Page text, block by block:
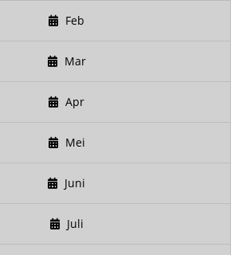
Feb
Mar
Apr
Mei
Juni
Juli